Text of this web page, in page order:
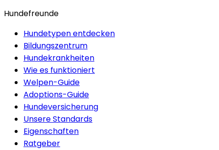
Hundefreunde
Hundetypen entdecken
Bildungszentrum
Hundekrankheiten
Wie es funktioniert
Welpen-Guide
Adoptions-Guide
Hundeversicherung
Unsere Standards
Eigenschaften
Ratgeber